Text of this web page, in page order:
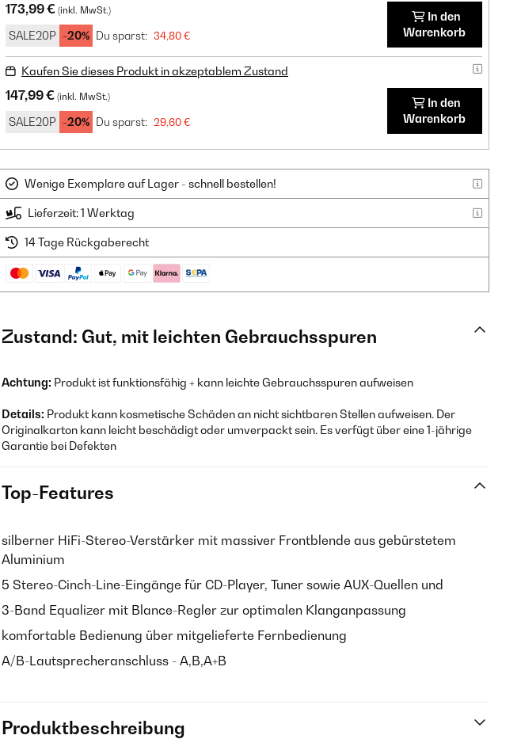
173,99 € (inkl. MwSt.)
SALE20P -20% Du sparst: 34,80 €
In den
Warenkorb
Kaufen Sie dieses Produkt in akzeptablem Zustand
147,99 € (inkl. MwSt.)
SALE20P -20% Du sparst: 29,60 €
In den
Warenkorb
Wenige Exemplare auf Lager - schnell bestellen!
Lieferzeit: 1 Werktag
14 Tage Rückgaberecht
Zustand: Gut, mit leichten Gebrauchsspuren
Achtung: Produkt ist funktionsfähig + kann leichte Gebrauchsspuren aufweisen
Details: Produkt kann kosmetische Schäden an nicht sichtbaren Stellen aufweisen. Der
Originalkarton kann leicht beschädigt oder umverpackt sein. Es verfügt über eine 1-jährige
Garantie bei Defekten
Top-Features
silberner HiFi-Stereo-Verstärker mit massiver Frontblende aus gebürstetem
Aluminium
5 Stereo-Cinch-Line-Eingänge für CD-Player, Tuner sowie AUX-Quellen und
3-Band Equalizer mit Blance-Regler zur optimalen Klanganpassung
komfortable Bedienung über mitgelieferte Fernbedienung
A/B-Lautsprecheranschluss - A,B,A+B
Produktbeschreibung